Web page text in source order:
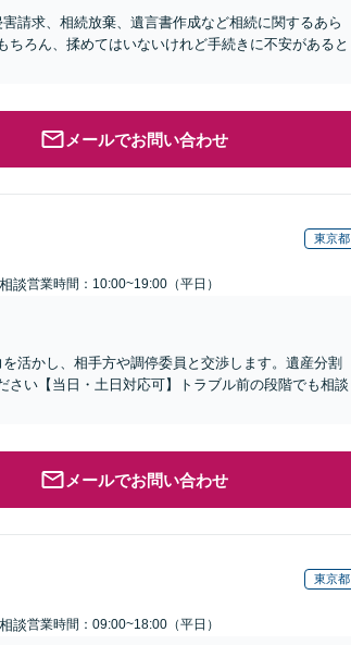
請求、相続放棄、遺言書作成など相続に関するあら
ろん、揉めてはいないけれど手続きに不安があると
メールでお問い合わせ
東京都
談営業時間：10:00~19:00（平日）
活かし、相手方や調停委員と交渉します。遺産分割
い【当日・土日対応可】トラブル前の段階でも相談
メールでお問い合わせ
東京都
談営業時間：09:00~18:00（平日）